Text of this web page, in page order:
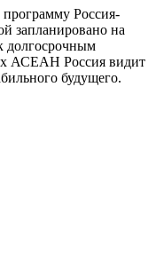
Россия-
запланировано на
долгосрочным
АСЕАН Россия видит
будущего.